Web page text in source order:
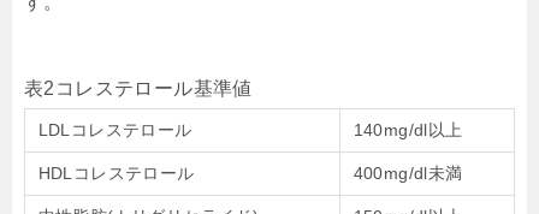
表2コレステロール基準値
LDLコレステロール 140mg/dl以上
HDLコレステロール 400mg/dl未満